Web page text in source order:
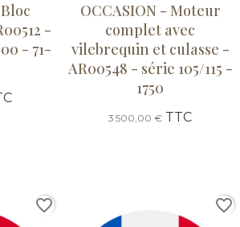
-
- 71-
OCCASION - Moteur
complet avec
vilebrequin et culasse -
AR00548 - série 105/115 -
1750
3 500,00 € TTC
favorite_border favorite_border